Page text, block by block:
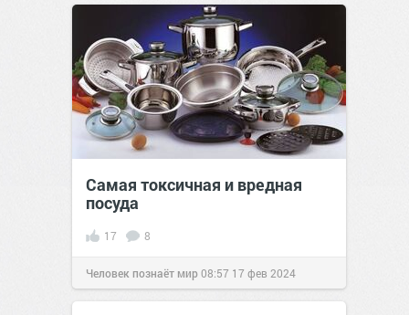
14 июл 2018
Самая токсичная и вредная
посуда
17 8
Человек познаёт мир08:57 17 фев 2024